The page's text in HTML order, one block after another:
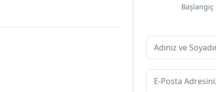
Başlangıç